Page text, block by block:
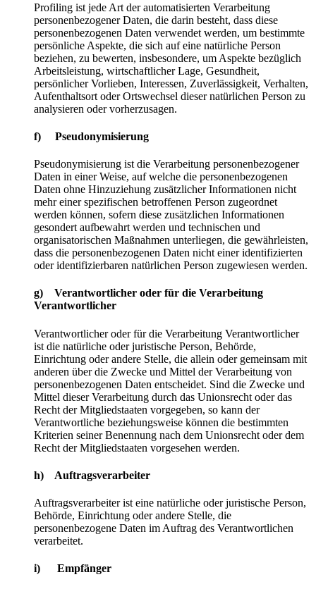
Profiling ist jede Art der automatisierten Verarbeitung
personenbezogener Daten, die darin besteht, dass diese
personenbezogenen Daten verwendet werden, um bestimmte
persönliche Aspekte, die sich auf eine natürliche Person
beziehen, zu bewerten, insbesondere, um Aspekte bezüglich
Arbeitsleistung, wirtschaftlicher Lage, Gesundheit,
persönlicher Vorlieben, Interessen, Zuverlässigkeit, Verhalten,
Aufenthaltsort oder Ortswechsel dieser natürlichen Person zu
analysieren oder vorherzusagen.
f) Pseudonymisierung
Pseudonymisierung ist die Verarbeitung personenbezogener
Daten in einer Weise, auf welche die personenbezogenen
Daten ohne Hinzuziehung zusätzlicher Informationen nicht
mehr einer spezifischen betroffenen Person zugeordnet
werden können, sofern diese zusätzlichen Informationen
gesondert aufbewahrt werden und technischen und
organisatorischen Maßnahmen unterliegen, die gewährleisten,
dass die personenbezogenen Daten nicht einer identifizierten
oder identifizierbaren natürlichen Person zugewiesen werden.
g) Verantwortlicher oder für die Verarbeitung
Verantwortlicher
Verantwortlicher oder für die Verarbeitung Verantwortlicher
ist die natürliche oder juristische Person, Behörde,
Einrichtung oder andere Stelle, die allein oder gemeinsam mit
anderen über die Zwecke und Mittel der Verarbeitung von
personenbezogenen Daten entscheidet. Sind die Zwecke und
Mittel dieser Verarbeitung durch das Unionsrecht oder das
Recht der Mitgliedstaaten vorgegeben, so kann der
Verantwortliche beziehungsweise können die bestimmten
Kriterien seiner Benennung nach dem Unionsrecht oder dem
Recht der Mitgliedstaaten vorgesehen werden.
h) Auftragsverarbeiter
Auftragsverarbeiter ist eine natürliche oder juristische Person,
Behörde, Einrichtung oder andere Stelle, die
personenbezogene Daten im Auftrag des Verantwortlichen
verarbeitet.
i) Empfänger